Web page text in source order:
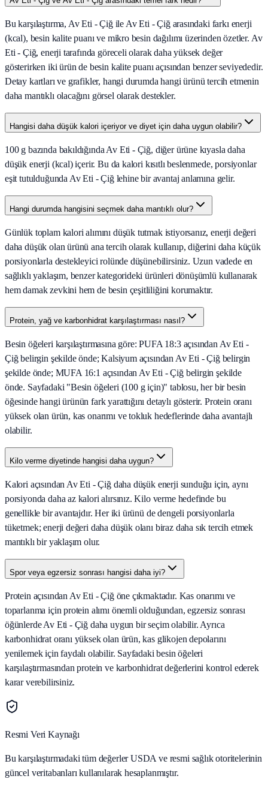
Bu karşılaştırma, Av Eti - Çiğ ile Av Eti - Çiğ arasındaki farkı enerji
(kcal), besin kalite puanı ve mikro besin dağılımı üzerinden özetler. Av
Eti - Çiğ, enerji tarafında göreceli olarak daha yüksek değer
gösterirken iki ürün de besin kalite puanı açısından benzer seviyededir.
Detay kartları ve grafikler, hangi durumda hangi ürünü tercih etmenin
daha mantıklı olacağını görsel olarak destekler.
Hangisi daha düşük kalori içeriyor ve diyet için daha uygun olabilir?
100 g bazında bakıldığında Av Eti - Çiğ, diğer ürüne kıyasla daha
düşük enerji (kcal) içerir. Bu da kalori kısıtlı beslenmede, porsiyonlar
eşit tutulduğunda Av Eti - Çiğ lehine bir avantaj anlamına gelir.
Hangi durumda hangisini seçmek daha mantıklı olur?
Günlük toplam kalori alımını düşük tutmak istiyorsanız, enerji değeri
daha düşük olan ürünü ana tercih olarak kullanıp, diğerini daha küçük
porsiyonlarla destekleyici rolünde düşünebilirsiniz. Uzun vadede en
sağlıklı yaklaşım, benzer kategorideki ürünleri dönüşümlü kullanarak
hem damak zevkini hem de besin çeşitliliğini korumaktır.
Protein, yağ ve karbonhidrat karşılaştırması nasıl?
Besin öğeleri karşılaştırmasına göre: PUFA 18:3 açısından Av Eti -
Çiğ belirgin şekilde önde; Kalsiyum açısından Av Eti - Çiğ belirgin
şekilde önde; MUFA 16:1 açısından Av Eti - Çiğ belirgin şekilde
önde. Sayfadaki "Besin öğeleri (100 g için)" tablosu, her bir besin
öğesinde hangi ürünün fark yarattığını detaylı gösterir. Protein oranı
yüksek olan ürün, kas onarımı ve tokluk hedeflerinde daha avantajlı
olabilir.
Kilo verme diyetinde hangisi daha uygun?
Kalori açısından Av Eti - Çiğ daha düşük enerji sunduğu için, aynı
porsiyonda daha az kalori alırsınız. Kilo verme hedefinde bu
genellikle bir avantajdır. Her iki ürünü de dengeli porsiyonlarla
tüketmek; enerji değeri daha düşük olanı biraz daha sık tercih etmek
mantıklı bir yaklaşım olur.
Spor veya egzersiz sonrası hangisi daha iyi?
Protein açısından Av Eti - Çiğ öne çıkmaktadır. Kas onarımı ve
toparlanma için protein alımı önemli olduğundan, egzersiz sonrası
öğünlerde Av Eti - Çiğ daha uygun bir seçim olabilir. Ayrıca
karbonhidrat oranı yüksek olan ürün, kas glikojen depolarını
yenilemek için faydalı olabilir. Sayfadaki besin öğeleri
karşılaştırmasından protein ve karbonhidrat değerlerini kontrol ederek
karar verebilirsiniz.
Resmi Veri Kaynağı
Bu karşılaştırmadaki tüm değerler USDA ve resmi sağlık otoritelerinin
güncel veritabanları kullanılarak hesaplanmıştır.